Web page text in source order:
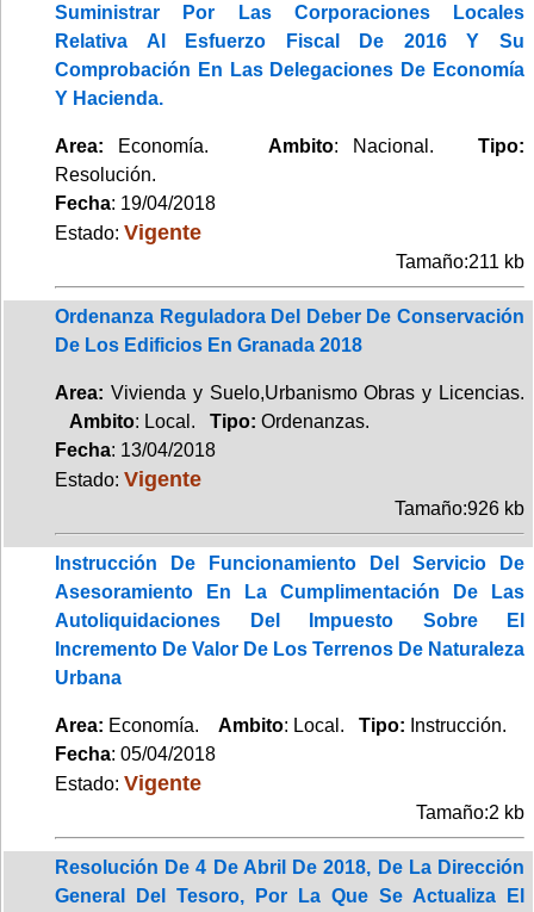
Suministrar Por Las Corporaciones Locales
Relativa Al Esfuerzo Fiscal De 2016 Y Su
Comprobación En Las Delegaciones De Economía
Y Hacienda.
Area: Economía. Ambito: Nacional.Tipo:
Resolución.
Fecha: 19/04/2018
Estado: Vigente
Tamaño:211 kb
Ordenanza Reguladora Del Deber De Conservación
De Los Edificios En Granada 2018
Area: Vivienda y Suelo,Urbanismo Obras y Licencias.
Ambito: Local. Tipo: Ordenanzas.
Fecha: 13/04/2018
Estado: Vigente
Tamaño:926 kb
Instrucción De Funcionamiento Del Servicio De
Asesoramiento En La Cumplimentación De Las
Autoliquidaciones Del Impuesto Sobre El
Incremento De Valor De Los Terrenos De Naturaleza
Urbana
Area: Economía. Ambito: Local. Tipo: Instrucción.
Fecha: 05/04/2018
Estado: Vigente
Tamaño:2 kb
Resolución De 4 De Abril De 2018, De La Dirección
General Del Tesoro, Por La Que Se Actualiza El